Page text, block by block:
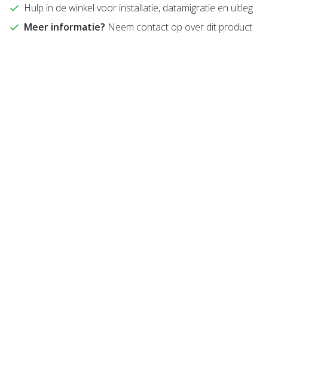
Hulp in de winkel voor installatie, datamigratie en uitleg
Meer informatie? Neem contact op over dit product